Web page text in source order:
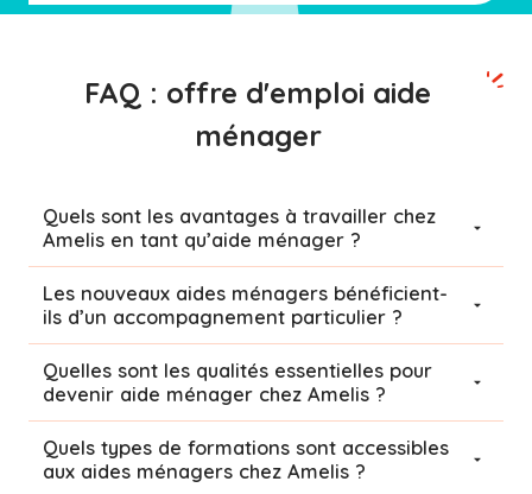
FAQ : offre d'emploi aide
ménager
Quels sont les avantages à travailler chez
Amelis en tant qu’aide ménager ?
Les nouveaux aides ménagers bénéficient-
ils d’un accompagnement particulier ?
Quelles sont les qualités essentielles pour
devenir aide ménager chez Amelis ?
Quels types de formations sont accessibles
aux aides ménagers chez Amelis ?